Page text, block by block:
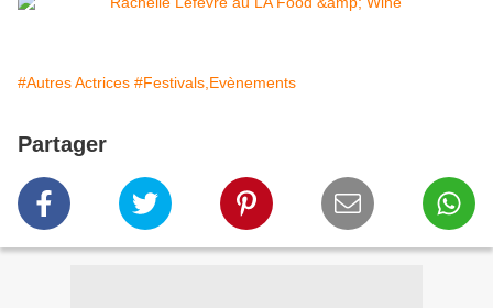
#Autres Actrices #Festivals,Evènements
Partager